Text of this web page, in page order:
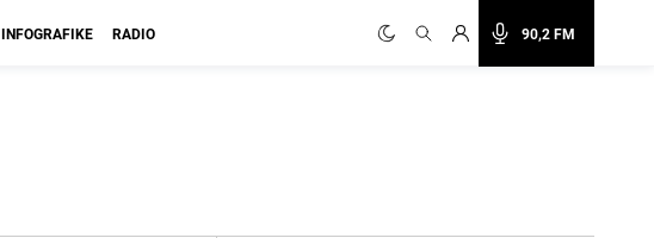
90,2 FM
INFOGRAFIKE RADIO